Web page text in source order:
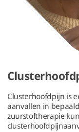
Clusterhoofdpijn is
aanvallen in
zuurstoftherapie